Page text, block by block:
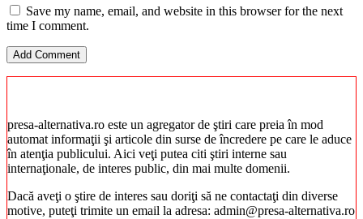
Save my name, email, and website in this browser for the next
time I comment.
presa-alternativa.ro este un agregator de ştiri care preia în mod
automat informaţii şi articole din surse de încredere pe care le aduce
în atenţia publicului. Aici veţi putea citi ştiri interne sau
internaţionale, de interes public, din mai multe domenii.
Dacă aveţi o ştire de interes sau doriţi să ne contactaţi din diverse
motive, puteţi trimite un email la adresa: admin@presa-alternativa.ro